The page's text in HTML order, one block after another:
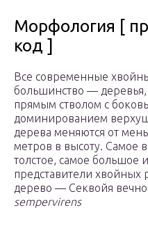
Морфология [
код ]
Все современные
большинство —
прямым стволом с
доминированием
дерева меняются от
метров в высоту. Самое
толстое, самое большое
представители хвойных
дерево — Секвойя
sempervirens